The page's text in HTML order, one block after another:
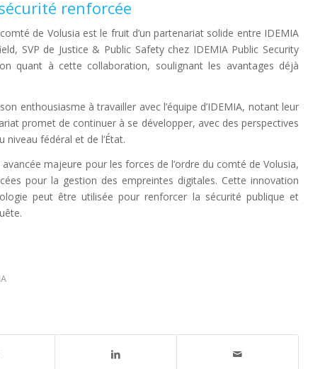
renforcée
de Volusia est le fruit d’un partenariat solide entre IDEMIA
SVP de Justice & Public Safety chez IDEMIA Public Security
quant à cette collaboration, soulignant les avantages déjà
enthousiasme à travailler avec l’équipe d’IDEMIA, notant leur
promet de continuer à se développer, avec des perspectives
niveau fédéral et de l’État.
majeure pour les forces de l’ordre du comté de Volusia,
pour la gestion des empreintes digitales. Cette innovation
peut être utilisée pour renforcer la sécurité publique et